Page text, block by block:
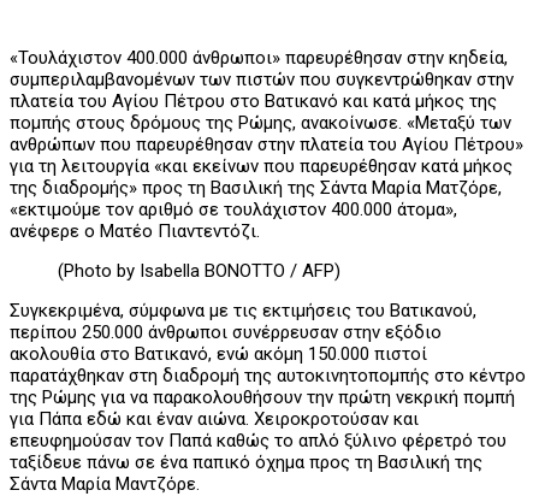
«Τουλάχιστον 400.000 άνθρωποι» παρευρέθησαν στην κηδεία,
συμπεριλαμβανομένων των πιστών που συγκεντρώθηκαν στην
πλατεία του Αγίου Πέτρου στο Βατικανό και κατά μήκος της
πομπής στους δρόμους της Ρώμης, ανακοίνωσε. «Μεταξύ των
ανθρώπων που παρευρέθησαν στην πλατεία του Αγίου Πέτρου»
για τη λειτουργία «και εκείνων που παρευρέθησαν κατά μήκος
της διαδρομής» προς τη Βασιλική της Σάντα Μαρία Ματζόρε,
«εκτιμούμε τον αριθμό σε τουλάχιστον 400.000 άτομα»,
ανέφερε ο Ματέο Πιαντεντόζι.
(Photo by Isabella BONOTTO / AFP)
Συγκεκριμένα, σύμφωνα με τις εκτιμήσεις του Βατικανού,
περίπου 250.000 άνθρωποι συνέρρευσαν στην εξόδιο
ακολουθία στο Βατικανό, ενώ ακόμη 150.000 πιστοί
παρατάχθηκαν στη διαδρομή της αυτοκινητοπομπής στο κέντρο
της Ρώμης για να παρακολουθήσουν την πρώτη νεκρική πομπή
για Πάπα εδώ και έναν αιώνα. Χειροκροτούσαν και
επευφημούσαν τον Παπά καθώς το απλό ξύλινο φέρετρό του
ταξίδευε πάνω σε ένα παπικό όχημα προς τη Βασιλική της
Σάντα Μαρία Μαντζόρε.